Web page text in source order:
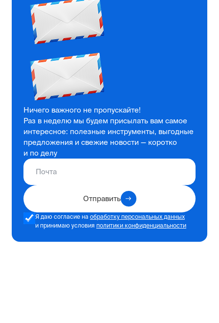
Ничего важного не пропускайте!
Раз в неделю мы будем присылать вам самое
интересное: полезные инструменты, выгодные
предложения и свежие новости — коротко
и по делу
Отправить
Я даю согласие на обработку персональных данных
и принимаю условия политики конфиденциальности